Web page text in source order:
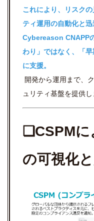
これにより、リスク
ティ運用の自動化と迅
Cybereason CNAPP
わり」ではなく、「
に支援。
開発から運用まで、
ュリティ基盤を提供し
❏CSPMに
の可視化